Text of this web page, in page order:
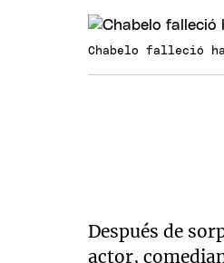
Chabelo falleció
Después de
actor,